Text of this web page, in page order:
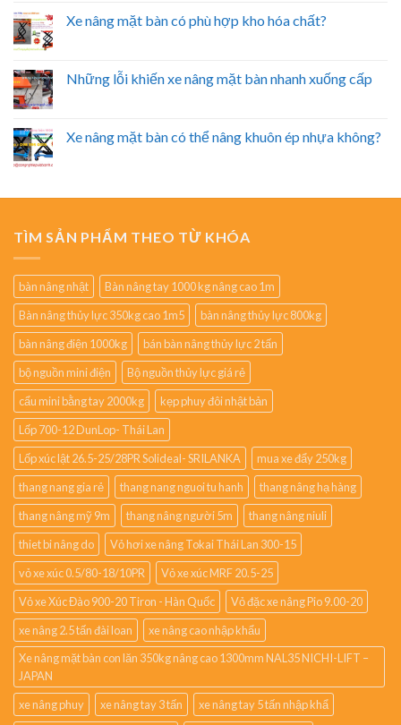
Xe nâng mặt bàn có phù hợp kho hóa chất?
Những lỗi khiến xe nâng mặt bàn nhanh xuống cấp
Xe nâng mặt bàn có thể nâng khuôn ép nhựa không?
TÌM SẢN PHẨM THEO TỪ KHÓA
bàn nâng nhật
Bàn nâng tay 1000 kg nâng cao 1m
Bàn nâng thủy lực 350kg cao 1m5
bàn nâng thủy lực 800kg
bàn nâng điện 1000kg
bán bàn nâng thủy lực 2 tấn
bộ nguồn mini điện
Bộ nguồn thủy lực giá rẻ
cẩu mini bằng tay 2000kg
kẹp phuy đôi nhật bản
Lốp 700-12 DunLop- Thái Lan
Lốp xúc lật 26.5-25/28PR Solideal- SRILANKA
mua xe đẩy 250kg
thang nang gia rẻ
thang nang nguoi tu hanh
thang nâng hạ hàng
thang nâng mỹ 9m
thang nâng người 5m
thang nâng niuli
thiet bi nâng do
Vỏ hơi xe nâng Tokai Thái Lan 300-15
vỏ xe xúc 0.5/80-18/10PR
Vỏ xe xúc MRF 20.5-25
Vỏ xe Xúc Đào 900-20 Tiron - Hàn Quốc
Vỏ đặc xe nâng Pio 9.00-20
xe nâng 2.5 tấn đài loan
xe nâng cao nhập khẩu
Xe nâng mặt bàn con lăn 350kg nâng cao 1300mm NAL35 NICHI-LIFT –
JAPAN
xe nâng phuy
xe nâng tay 3 tấn
xe nâng tay 5 tấn nhập khẩ